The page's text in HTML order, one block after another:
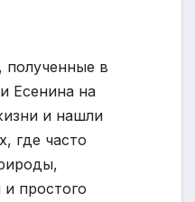
полученные в
Есенина на
и нашли
где часто
простого